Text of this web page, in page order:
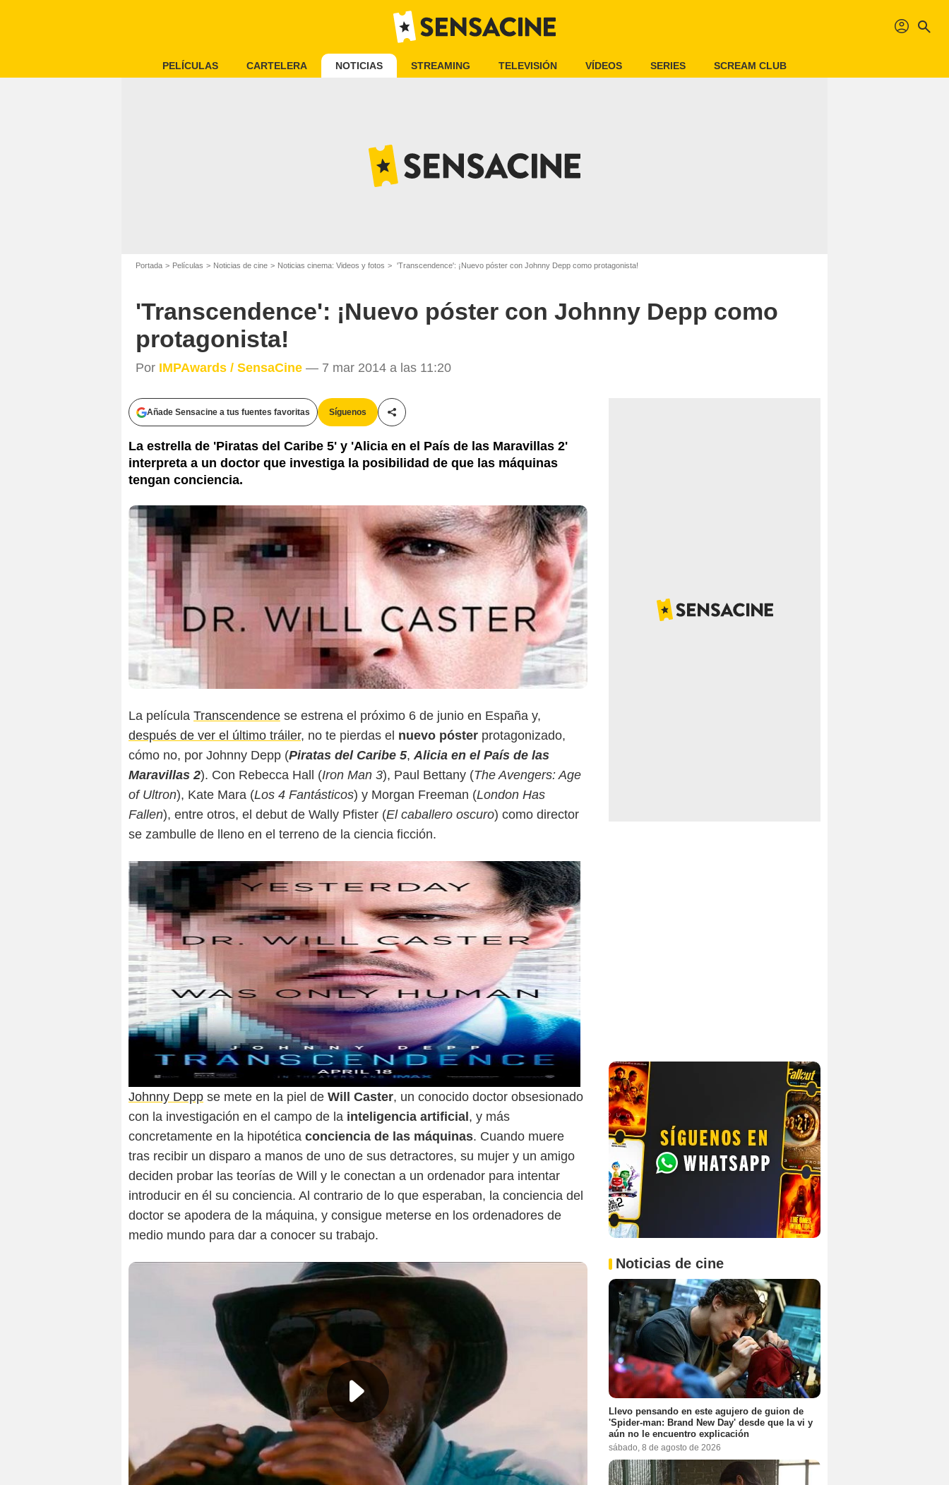
profil search
PELÍCULAS CARTELERA NOTICIAS STREAMING TELEVISIÓN VÍDEOS SERIES SCREAM CLUB
Portada Películas Noticias de cine Noticias cinema: Videos y fotos 'Transcendence': ¡Nuevo póster con Johnny Depp como protagonista!
'Transcendence': ¡Nuevo póster con Johnny Depp como
protagonista!
Por IMPAwards / SensaCine — 7 mar 2014 a las 11:20
Añade Sensacine a tus fuentes favoritas Síguenos
Compartir esta noticia
La estrella de 'Piratas del Caribe 5' y 'Alicia en el País de las Maravillas 2'
interpreta a un doctor que investiga la posibilidad de que las máquinas
tengan conciencia.
La película Transcendence se estrena el próximo 6 de junio en España y,
después de ver el último tráiler, no te pierdas el nuevo póster protagonizado,
cómo no, por Johnny Depp (Piratas del Caribe 5, Alicia en el País de las
Maravillas 2). Con Rebecca Hall (Iron Man 3), Paul Bettany (The Avengers: Age
of Ultron), Kate Mara (Los 4 Fantásticos) y Morgan Freeman (London Has
Fallen), entre otros, el debut de Wally Pfister (El caballero oscuro) como director
se zambulle de lleno en el terreno de la ciencia ficción.
Johnny Depp se mete en la piel de Will Caster, un conocido doctor obsesionado
con la investigación en el campo de la inteligencia artificial, y más
concretamente en la hipotética conciencia de las máquinas. Cuando muere
tras recibir un disparo a manos de uno de sus detractores, su mujer y un amigo
deciden probar las teorías de Will y le conectan a un ordenador para intentar
introducir en él su conciencia. Al contrario de lo que esperaban, la conciencia del
doctor se apodera de la máquina, y consigue meterse en los ordenadores de
medio mundo para dar a conocer su trabajo.
Noticias de cine
Llevo pensando en este agujero de guion de
'Spider-man: Brand New Day' desde que la vi y
aún no le encuentro explicación
sábado, 8 de agosto de 2026